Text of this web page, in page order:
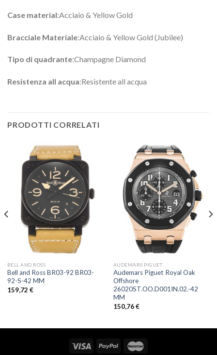
Case material:Acciaio & Yellow Gold
Bracciale Materiale:Acciaio & Yellow Gold (Jubilee)
Tipo di quadrante:Champagne Diamond
Resistenza all acqua:Resistente all acqua
PRODOTTI CORRELATI
BELL AND ROSS
Bell and Ross BR03-92 BR03-
92-S-42 MM
159,72 €
AUDEMARS PIGUET
Audemars Piguet Royal Oak
Offshore
26020ST.OO.D001IN.02.-42
MM
150,76€